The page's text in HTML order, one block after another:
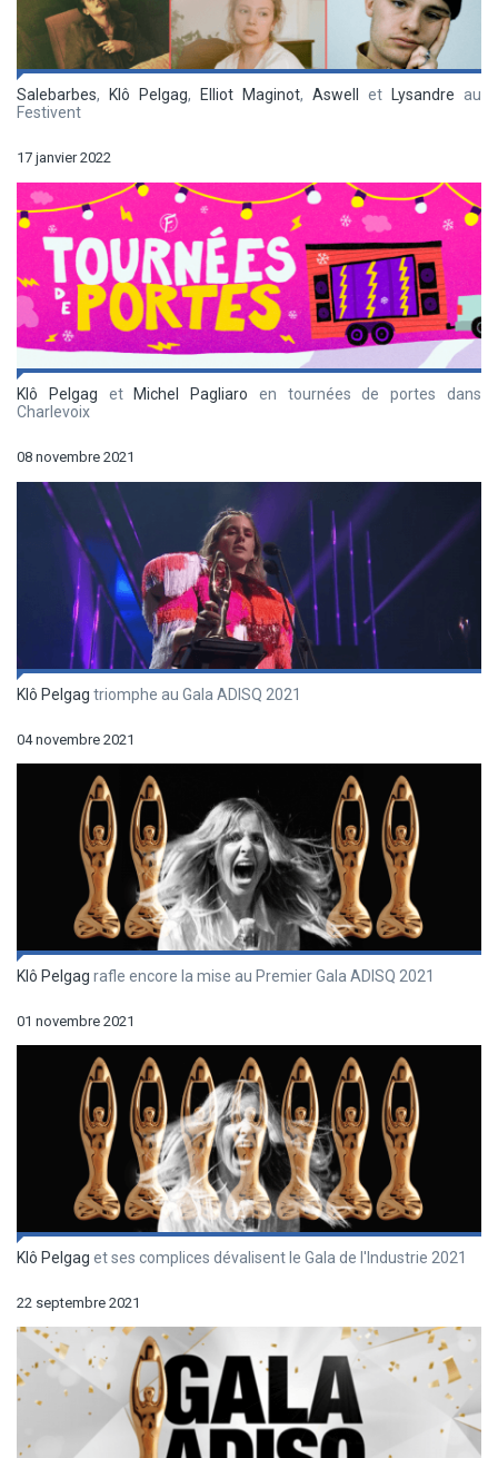
Salebarbes, Klô Pelgag, Elliot Maginot, Aswell et Lysandre au
Festivent
17 janvier 2022
Klô Pelgag et Michel Pagliaro en tournées de portes dans
Charlevoix
08 novembre 2021
Klô Pelgag triomphe au Gala ADISQ 2021
04 novembre 2021
Klô Pelgag rafle encore la mise au Premier Gala ADISQ 2021
01 novembre 2021
Klô Pelgag et ses complices dévalisent le Gala de l'Industrie 2021
22 septembre 2021